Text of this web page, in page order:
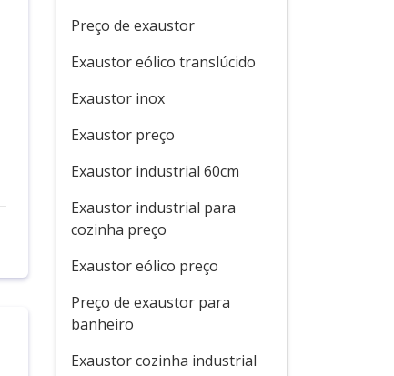
Preço de exaustor
Exaustor eólico translúcido
Exaustor inox
Exaustor preço
Exaustor industrial 60cm
Exaustor industrial para
cozinha preço
Exaustor eólico preço
Preço de exaustor para
banheiro
Exaustor cozinha industrial